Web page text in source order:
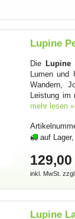
Lupine
Die Lupine
Lumen
Wandern,
Leistung im
mehr lesen »
auf
inkl. MwSt.
Lupine